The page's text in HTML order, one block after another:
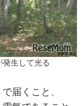
発生して光る
届くこと、